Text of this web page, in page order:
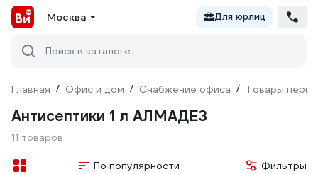
Москва Для юрлиц
Поиск в каталоге
Главная / Офис и дом / Снабжение офиса / Товары
Антисептики 1 л АЛМАДЕЗ
11 товаров
По популярности Фильтры